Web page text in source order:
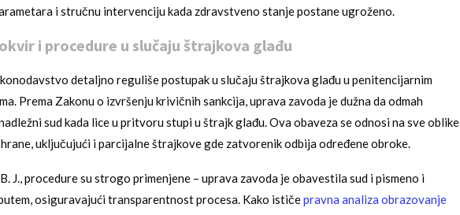
i stručnu intervenciju kada zdravstveno stanje postane ugroženo.
i procedure u slučaju štrajkova glađu
detaljno reguliše postupak u slučaju štrajkova glađu u penitencijarnim
Prema Zakonu o izvršenju krivičnih sankcija, uprava zavoda je dužna da odmah
sud kada lice u pritvoru stupi u štrajk glađu. Ova obaveza se odnosi na sve oblike
uključujući i parcijalne štrajkove gde zatvorenik odbija određene obroke.
J., procedure su strogo primenjene – uprava zavoda je obavestila sud i pismeno i
osiguravajući transparentnost procesa. Kako ističepravna analiza obrazovanje